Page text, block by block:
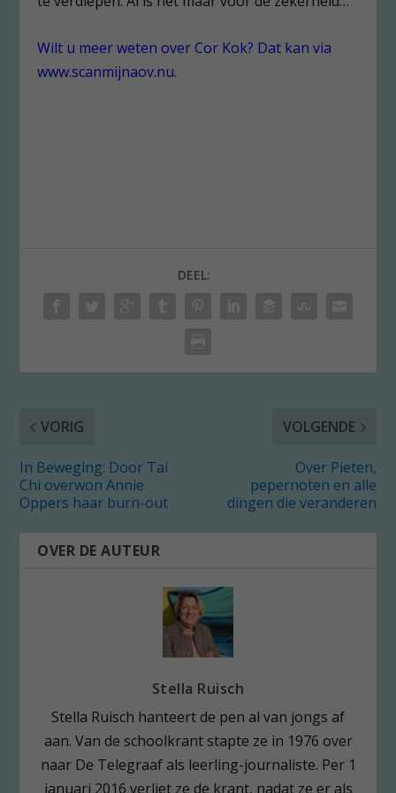
Wilt u meer weten over Cor Kok? Dat kan via
www.scanmijnaov.nu.
DEEL:
VORIG
In Beweging: Door Tai
Chi overwon Annie
Oppers haar burn-out
VOLGENDE
Over Pieten,
pepernoten en alle
dingen die veranderen
OVER DE AUTEUR
Stella Ruisch
Stella Ruisch hanteert de pen al van jongs af
aan. Van de schoolkrant stapte ze in 1976 over
naar De Telegraaf als leerling-journaliste. Per 1
januari 2016 verliet ze de krant, nadat ze er als